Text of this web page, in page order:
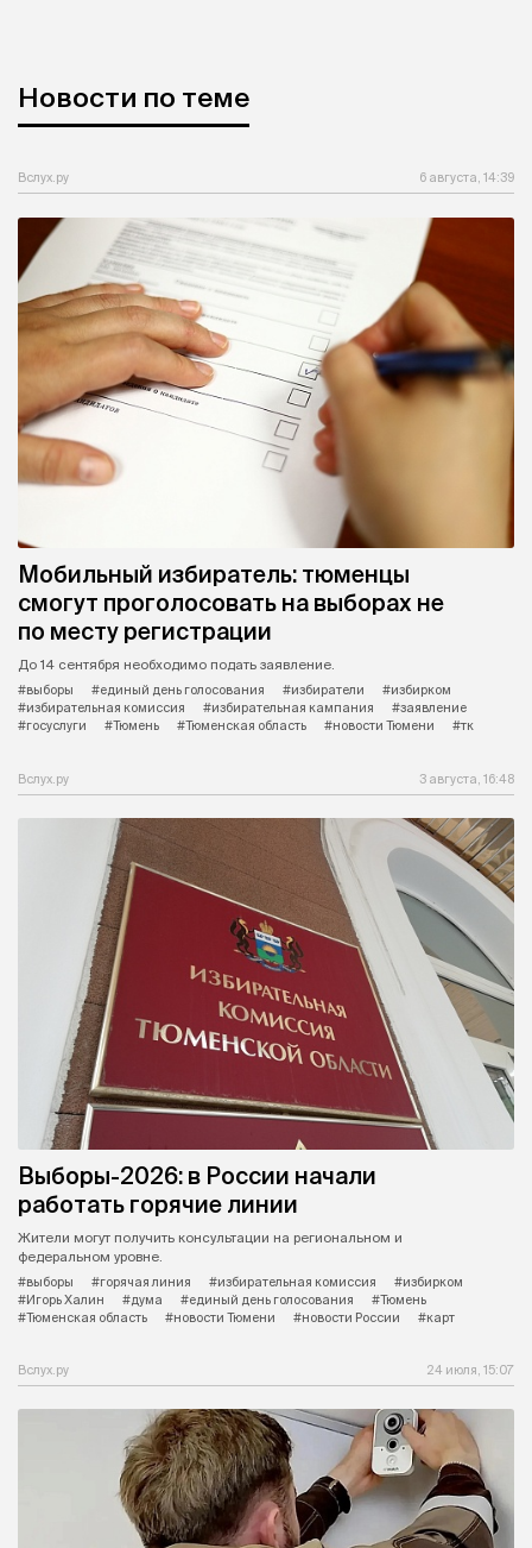
Новости по теме
Вслух.ру 6 августа, 14:39
Мобильный избиратель: тюменцы
смогут проголосовать на выборах не
по месту регистрации
До 14 сентября необходимо подать заявление.
#выборы
#единый день голосования #избиратели
#избирком
#избирательная комиссия
#избирательная кампания
#заявление
#госуслуги
#Тюмень #Тюменская область #новости Тюмени #тк
Вслух.ру 3 августа, 16:48
Выборы-2026: в России начали
работать горячие линии
Жители могут получить консультации на региональном и
федеральном уровне.
#выборы
#горячая линия #избирательная комиссия
#избирком
#Игорь Халин
#дума #единый день голосования
#Тюмень
#Тюменская область
#новости Тюмени #новости России #карт
Вслух.ру 24 июля, 15:07